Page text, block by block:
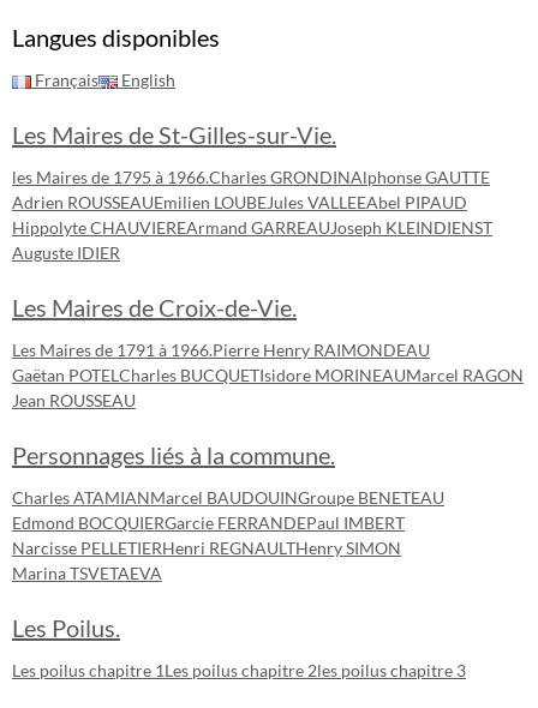
Langues disponibles
Français English
Les Maires de St-Gilles-sur-Vie.
les Maires de 1795 à 1966.Charles GRONDINAlphonse GAUTTE
Adrien ROUSSEAUEmilien LOUBEJules VALLEEAbel PIPAUD
Hippolyte CHAUVIEREArmand GARREAUJoseph KLEINDIENST
Auguste IDIER
Les Maires de Croix-de-Vie.
Les Maires de 1791 à 1966.Pierre Henry RAIMONDEAU
Gaëtan POTEL Charles BUCQUETIsidore MORINEAUMarcel RAGON
Jean ROUSSEAU
Personnages liés à la commune.
Charles ATAMIANMarcel BAUDOUINGroupe BENETEAU
Edmond BOCQUIERGarcie FERRANDEPaul IMBERT
Narcisse PELLETIERHenri REGNAULTHenry SIMON
Marina TSVETAEVA
Les Poilus.
Les poilus chapitre 1Les poilus chapitre 2les poilus chapitre 3